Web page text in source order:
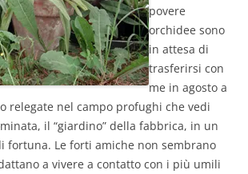
povere
orchidee sono
in attesa di
trasferirsi con
me in agosto a
relegate nel campo profughi che vedi
il “giardino” della fabbrica, in un
fortuna. Le forti amiche non sembrano
a vivere a contatto con i più umili